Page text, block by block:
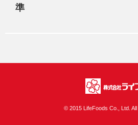
準
© 2015 LifeFoods Co., Ltd.